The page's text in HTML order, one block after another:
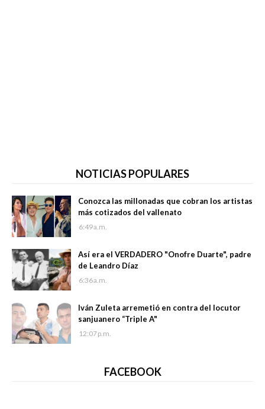
NOTICIAS POPULARES
Conozca las millonadas que cobran los artistas
más cotizados del vallenato
6:49 a.m.
Así era el VERDADERO "Onofre Duarte", padre
de Leandro Díaz
6:36 a.m.
Iván Zuleta arremetió en contra del locutor
sanjuanero “Triple A"
12:07 p.m.
FACEBOOK